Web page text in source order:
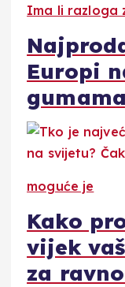
Ima li razloga
Europi
moguće je
Kako
vijek
za